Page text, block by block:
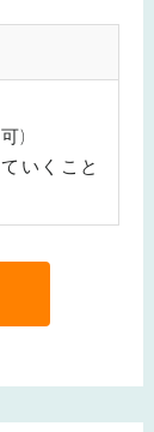
)
いくこと